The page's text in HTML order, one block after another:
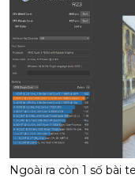
Ngoài ra còn 1 số bài